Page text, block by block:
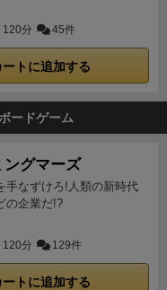
120分 45件
トに追加する
ードゲーム
ングマーズ
手なずけろ!人類の新時代
の企業だ!?
120分 129件
トに追加する